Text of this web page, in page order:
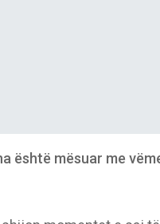
është mësuar me